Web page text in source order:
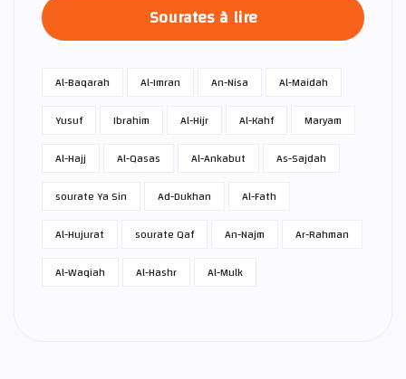
Sourates à lire
Al-Baqarah Al-Imran An-Nisa
Al-Maidah
Yusuf
Ibrahim Al-Hijr Al-Kahf
Maryam
Al-Hajj
Al-Qasas Al-Ankabut
As-Sajdah
sourate Ya Sin
Ad-Dukhan
Al-Fath
Al-Hujurat
sourate Qaf An-Najm
Ar-Rahman
Al-Waqiah
Al-Hashr Al-Mulk